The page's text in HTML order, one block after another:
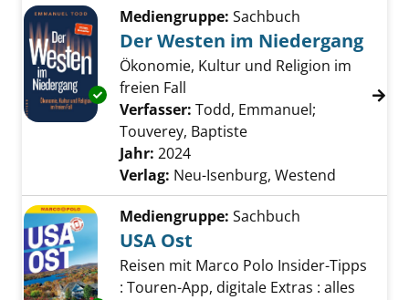
Exemplar-Details von Der Westen im
Mediengruppe: Sachbuch
Der Westen im Niedergang
Ökonomie, Kultur und Religion im
freien Fall
Verfasser: Todd, Emmanuel;
Touverey, Baptiste
Jahr: 2024
Verlag: Neu-Isenburg, Westend
Mediengruppe: Sachbuch
USA Ost
Reisen mit Marco Polo Insider-Tipps
: Touren-App, digitale Extras : alles